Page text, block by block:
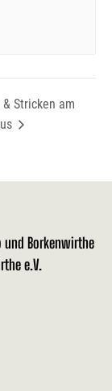
Stricken am
und Borkenwirthe
e.V.